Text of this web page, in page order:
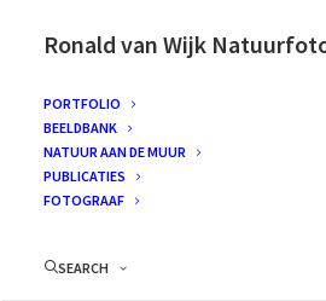
Ronald van Wijk
PORTFOLIO
BEELDBANK
NATUUR AAN DE MUUR
PUBLICATIES
FOTOGRAAF
SEARCH
CATEGORIEËN
Bos(134)